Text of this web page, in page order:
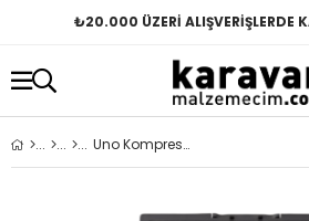
₺20.000 ÜZERİ ALIŞVERİŞLERDE
Uno Kompresörlü Buzdolabı 35 Litre 12v-24v-220v